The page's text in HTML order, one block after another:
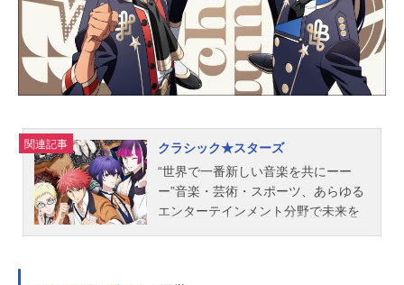
キャラクターデザイン：古川英樹音
響監督：明田川仁音楽：石塚玲依ア
ニメーション制作：CONNECT製
作：あやかしトライアングル製作委
員会主題歌OP：「熱風は流転する」
通販での購入はこちらED：「厭わな
いfeat.富田美憂,市ノ瀬加那」MIMiN
ARIアニメイト通販での購入はこちら
公開開始年＆季節2023夏アニメ電子
書籍『あや...
関連記事
クラシック★スターズ
“世界で一番新しい音楽を共にーー
ー”音楽・芸術・スポーツ、あらゆる
エンターテインメント分野で未来を